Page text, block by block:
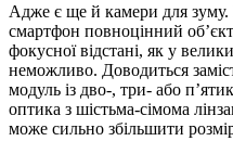
Адже є ще й камери для
смартфон повноцінний
фокусної відстані, як у
неможливо. Доводиться
модуль із дво-, три- або
оптика з шістьма-сімома
може сильно збільшити